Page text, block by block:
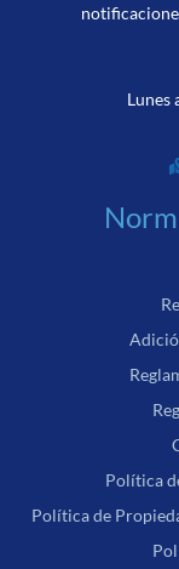
Lunes
Política
Política de